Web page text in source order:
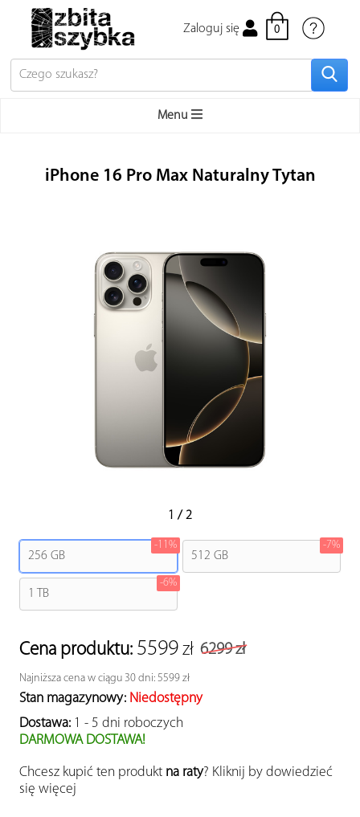
Zaloguj się 0
Menu
MacBook używane
iPhone 16 Pro Max Naturalny Tytan
1 / 2
256 GB
-11%
512 GB
-7%
1 TB
-6%
Cena produktu: 5599 zł 6299 zł
Najniższa cena w ciągu 30 dni: 5599 zł
Stan magazynowy: Niedostępny
Dostawa: 1 - 5 dni roboczych
DARMOWA DOSTAWA!
Chcesz kupić ten produkt na raty? Kliknij by dowiedzieć
się więcej